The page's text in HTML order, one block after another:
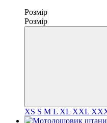
Розмір
Розмір
XS S M L XL XXL